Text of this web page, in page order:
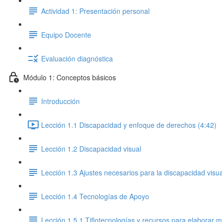
Actividad 1: Presentación personal
Equipo Docente
Evaluación diagnóstica
Módulo 1: Conceptos básicos
Introducción
Lección 1.1 Discapacidad y enfoque de derechos (4:42)
Lección 1.2 Discapacidad visual
Lección 1.3 Ajustes necesarios para la discapacidad
Lección 1.4 Tecnologías de Apoyo
Lección 1.5.1 Tiflotecnologías y recursos para elaborar